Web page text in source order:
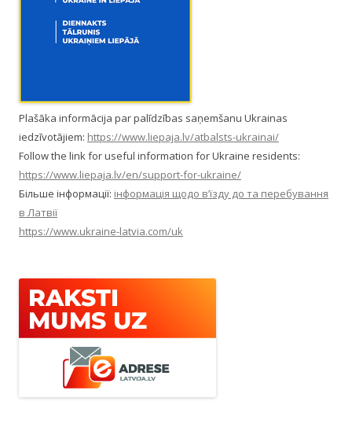
Plašāka informācija par palīdzības saņemšanu Ukrainas
iedzīvotājiem: https://www.liepaja.lv/atbalsts-ukrainai/
Follow the link for useful information for Ukraine residents:
https://www.liepaja.lv/en/support-for-ukraine/
Більше інформації: інформація щодо в’їзду до та перебування
в Латвії
https://www.ukraine-latvia.com/uk